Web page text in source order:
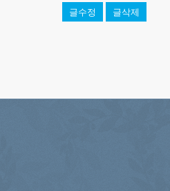
글수정 글삭제